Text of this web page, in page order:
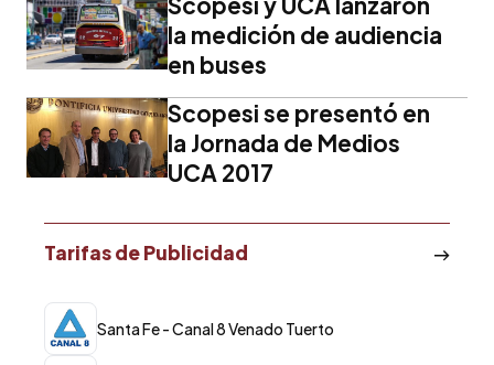
la medición de audiencia
en buses
Scopesi se presentó en
la Jornada de Medios
UCA 2017
Tarifas de Publicidad
Santa Fe - Canal 8 Venado Tuerto